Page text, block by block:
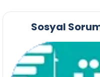
Sosyal